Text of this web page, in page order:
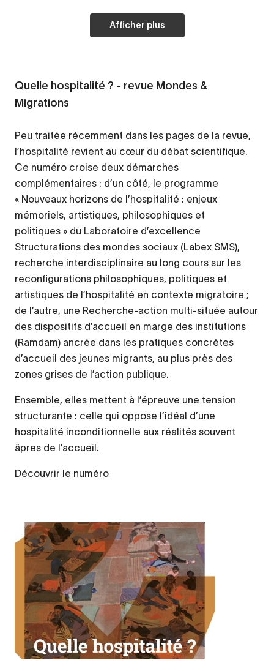
Afficher plus
Quelle hospitalité ? - revue Mondes &
Migrations
Peu traitée récemment dans les pages de la revue,
l’hospitalité revient au cœur du débat scientifique.
Ce numéro croise deux démarches
complémentaires : d’un côté, le programme
« Nouveaux horizons de l’hospitalité : enjeux
mémoriels, artistiques, philosophiques et
politiques » du Laboratoire d’excellence
Structurations des mondes sociaux (Labex SMS),
recherche interdisciplinaire au long cours sur les
reconfigurations philosophiques, politiques et
artistiques de l’hospitalité en contexte migratoire ;
de l’autre, une Recherche-action multi-située autour
des dispositifs d’accueil en marge des institutions
(Ramdam) ancrée dans les pratiques concrètes
d’accueil des jeunes migrants, au plus près des
zones grises de l’action publique.
Ensemble, elles mettent à l’épreuve une tension
structurante : celle qui oppose l’idéal d’une
hospitalité inconditionnelle aux réalités souvent
âpres de l’accueil.
Découvrir le numéro